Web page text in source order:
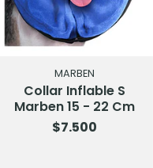
MARBEN
Collar Inflable S
Marben 15 - 22 Cm
$7.500